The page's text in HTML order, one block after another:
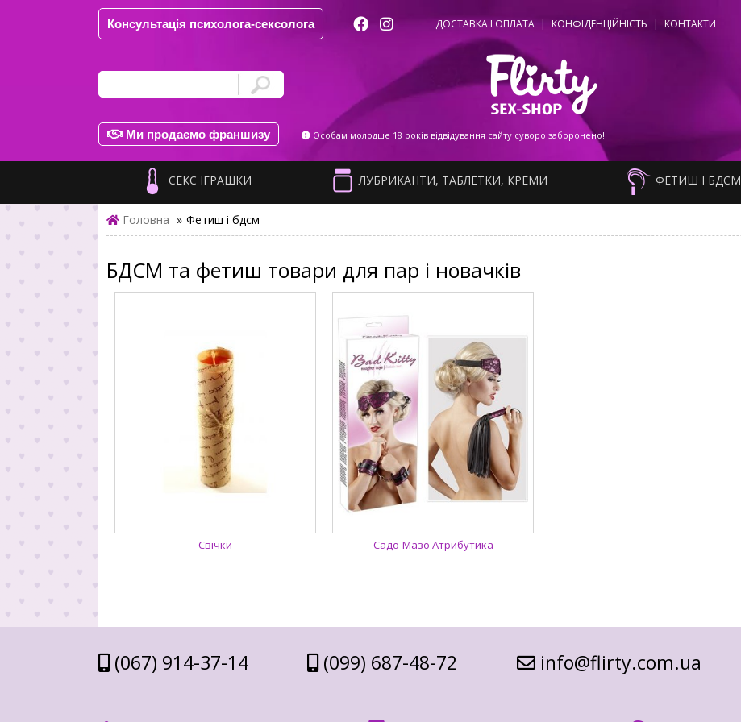
Консультація психолога-сексолога ДОСТАВКА І ОПЛАТА | КОНФІДЕНЦІЙНІСТЬ | КОНТАКТИ
Ми продаємо франшизу Особам молодше 18 років відвідування сайту суворо заборонено!
СЕКС ІГРАШКИ ЛУБРИКАНТИ, ТАБЛЕТКИ, КРЕМИ ФЕТИШ І БДСМ
Головна » Фетиш і бдсм
БДСМ та фетиш товари для пар і новачків
Свічки Садо-Мазо Атрибутика
(067) 914-37-14 (099) 687-48-72 info@flirty.com.ua